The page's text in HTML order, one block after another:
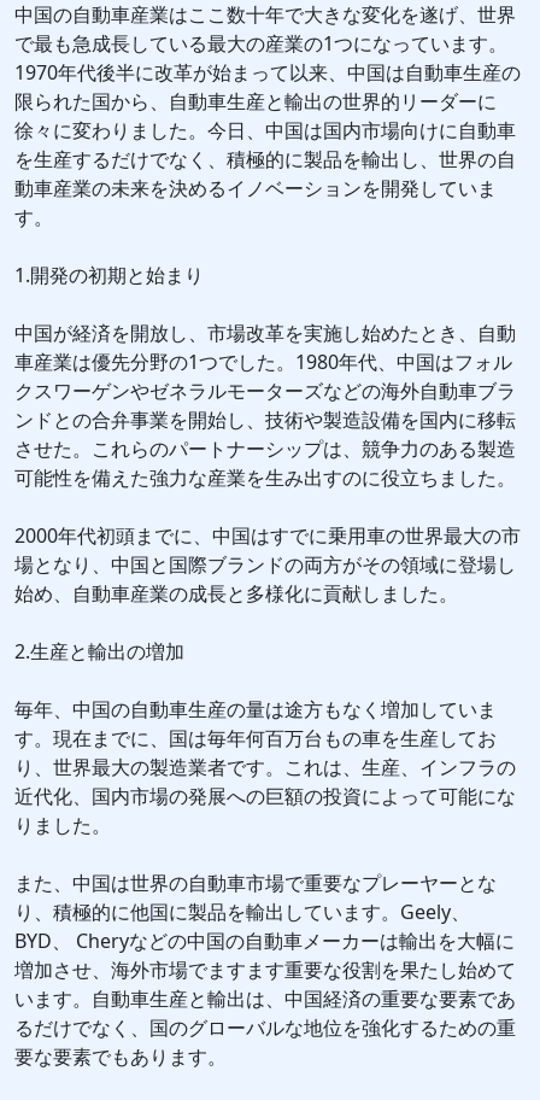
中国の自動車産業はここ数十年で大きな変化を遂げ、世界
で最も急成長している最大の産業の1つになっています。
1970年代後半に改革が始まって以来、中国は自動車生産の
限られた国から、自動車生産と輸出の世界的リーダーに
徐々に変わりました。今日、中国は国内市場向けに自動車
を生産するだけでなく、積極的に製品を輸出し、世界の自
動車産業の未来を決めるイノベーションを開発していま
す。
1.開発の初期と始まり
中国が経済を開放し、市場改革を実施し始めたとき、自動
車産業は優先分野の1つでした。1980年代、中国はフォル
クスワーゲンやゼネラルモーターズなどの海外自動車ブラ
ンドとの合弁事業を開始し、技術や製造設備を国内に移転
させた。これらのパートナーシップは、競争力のある製造
可能性を備えた強力な産業を生み出すのに役立ちました。
2000年代初頭までに、中国はすでに乗用車の世界最大の市
場となり、中国と国際ブランドの両方がその領域に登場し
始め、自動車産業の成長と多様化に貢献しました。
2.生産と輸出の増加
毎年、中国の自動車生産の量は途方もなく増加していま
す。現在までに、国は毎年何百万台もの車を生産してお
り、世界最大の製造業者です。これは、生産、インフラの
近代化、国内市場の発展への巨額の投資によって可能にな
りました。
また、中国は世界の自動車市場で重要なプレーヤーとな
り、積極的に他国に製品を輸出しています。Geely、
BYD、 Cheryなどの中国の自動車メーカーは輸出を大幅に
増加させ、海外市場でますます重要な役割を果たし始めて
います。自動車生産と輸出は、中国経済の重要な要素であ
るだけでなく、国のグローバルな地位を強化するための重
要な要素でもあります。